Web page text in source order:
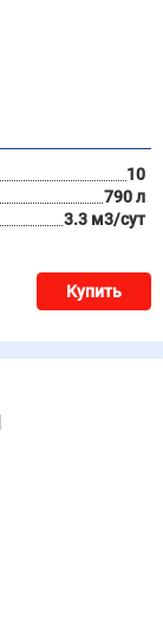
10
790 л
3.3 м3/сут
Купить